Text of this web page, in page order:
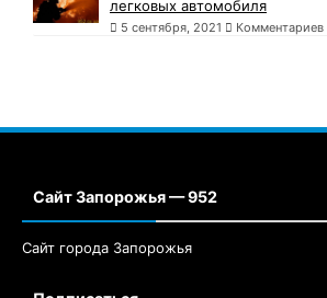
легковых автомобиля
5 сентября, 2021 Комментариев
Сайт Запорожья — 952
Сайт города Запорожья